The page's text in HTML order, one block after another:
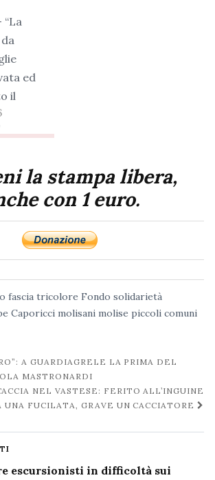
“La
ed
il
duela stampa libera,
con 1 euro.
fascia tricolore Fondo solidarietà
Caporicci molisani molise piccoli comuni
A GUARDIAGRELE LA PRIMA DEL
MASTRONARDI
NEL VASTESE: FERITO ALL’INGUINE
UNA FUCILATA, GRAVE UN CACCIATORE
escursionisti in difficoltà sui